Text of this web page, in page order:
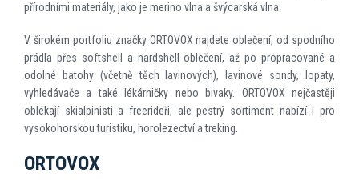
přírodními materiály, jako je merino vlna a švýcarská vlna.
V širokém portfoliu značky ORTOVOX najdete oblečení, od spodního
prádla přes softshell a hardshell oblečení, až po propracované a
odolné batohy (včetně těch lavinových), lavinové sondy, lopaty,
vyhledávače a také lékárničky nebo bivaky. ORTOVOX nejčastěji
oblékají skialpinisti a freerideři, ale pestrý sortiment nabízí i pro
vysokohorskou turistiku, horolezectví a treking.
ORTOVOX